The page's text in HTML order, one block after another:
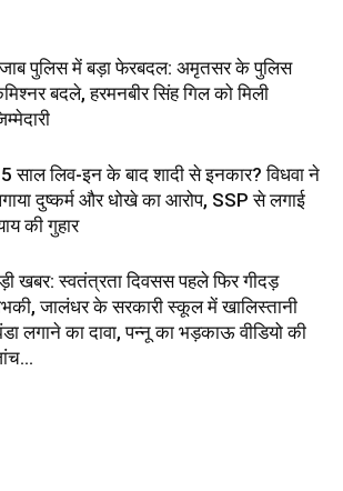
पुलिस में बड़ा फेरबदल: अमृतसर के पुलिस
बदले, हरमनबीर सिंह गिल को मिली
साल लिव-इन के बाद शादी से इनकार? विधवा ने
दुष्कर्म और धोखे का आरोप, SSP से लगाई
की गुहार
खबर: स्वतंत्रता दिवसस पहले फिर गीदड़
जालंधर के सरकारी स्कूल में खालिस्तानी
लगाने का दावा, पन्नू का भड़काऊ वीडियो की